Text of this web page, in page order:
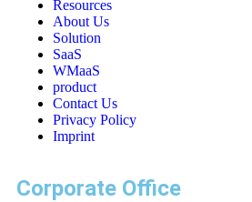
Resources
About Us
Solution
SaaS
WMaaS
product
Contact Us
Privacy Policy
Imprint
Corporate Office